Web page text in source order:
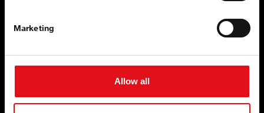
Marketing
Allow all
ergonomijom, sigurnošću i udobnošću različiti.
Kako bi vozačima bilo udobno i kako bi se osjećali